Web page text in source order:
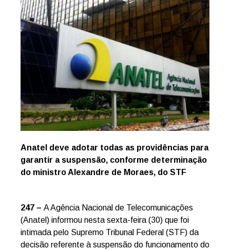
Anatel deve adotar todas as providências para
garantir a suspensão, conforme determinação
do ministro Alexandre de Moraes, do STF
247 – A Agência Nacional de Telecomunicações
(Anatel) informou nesta sexta-feira (30) que foi
intimada pelo Supremo Tribunal Federal (STF) da
decisão referente à suspensão do funcionamento do